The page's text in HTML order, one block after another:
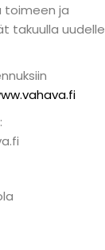
ja
takuulla uudelle